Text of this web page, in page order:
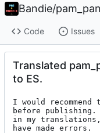
Bandie/
Code Issues
Translated
to ES.
I would
before publishing.
in my
have made errors.